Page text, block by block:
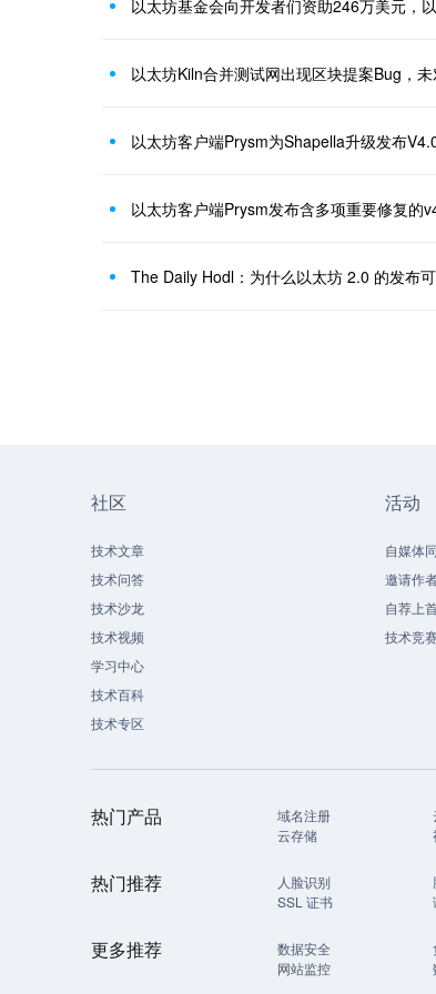
以太坊基金会向开发者们资助246万美元，
以太坊Kiln合并测试网出现区块提案Bug，
以太坊客户端Prysm为Shapella升级发布
以太坊客户端Prysm发布含多项重要修复的
The Daily Hodl：为什么以太坊 2.0 的发布
社区
技术文章
技术问答
技术沙龙
技术视频
学习中心
技术百科
技术专区
活动
自媒体
邀请作
自荐上
技术竞
热门产品 域名注册
云存储
热门推荐 人脸识别
SSL 证书
更多推荐 数据安全
网站监控